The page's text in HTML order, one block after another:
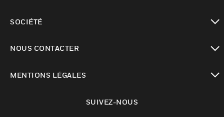
SOCIÉTÉ
NOUS CONTACTER
MENTIONS LÉGALES
SUIVEZ-NOUS